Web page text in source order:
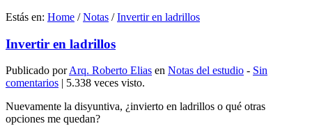
Estás en: Home / Notas / Invertir en ladrillos
Invertir en ladrillos
Publicado por Arq. Roberto Elias en Notas del estudio ‐ Sin
comentarios | 5.338 veces visto.
Nuevamente la disyuntiva, ¿invierto en ladrillos o qué otras
opciones me quedan?